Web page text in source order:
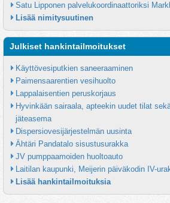
Satu Lipponen palvelukoordinaattoriksi
Lisää nimitysuutinen
Julkiset hankintailmoitukset
Käyttövesiputkien saneeraaminen
Paimensaarentien vesihuolto
Lappalaisentien peruskorjaus
Hyvinkään sairaala, apteekin uudet tilat
jäteasema
Dispersiovesijärjestelmän uusinta
Ähtäri Pandatalo sisustusurakka
JV pumppaamoiden huoltoauto
Laitilan kaupunki, Meijerin päiväkodin IV-
Lisää hankintailmoituksia